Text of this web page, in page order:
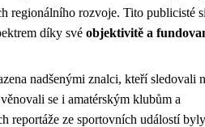
regionálního rozvoje. Tito publicisté
díky své objektivitě a
nadšenými znalci, kteří sledovali
se i amatérským klubům a
reportáže ze sportovních událostí